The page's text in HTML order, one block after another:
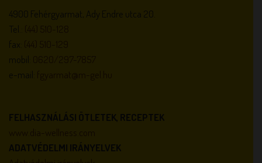
4900 Fehérgyarmat, Ady Endre utca 20.
Tel.:
fax:
mobil:
e-mail:
FELHASZNÁLÁSI ÖTLETEK, RECEPTEK
ADATVÉDELMI IRÁNYELVEK